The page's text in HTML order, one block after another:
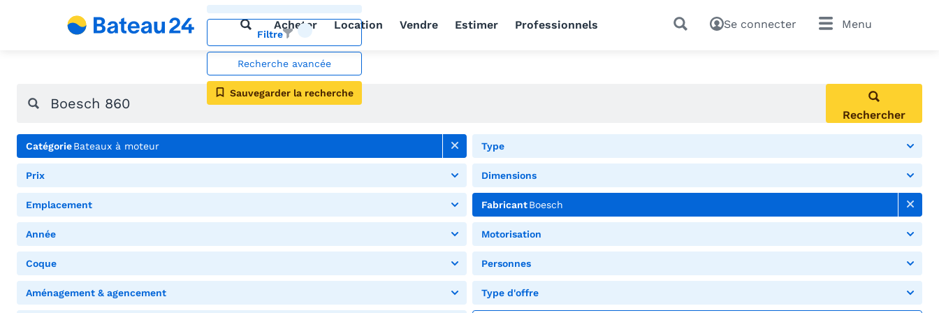
Acheter Location Vendre Estimer Professionnels Se connecter Menu
Filtre
Recherche avancée
Sauvegarder la recherche
Rechercher
CatégorieBateaux à moteur Type
Prix Dimensions
Emplacement FabricantBoesch
Année Motorisation
Coque Personnes
Aménagement & agencement Type d'offre